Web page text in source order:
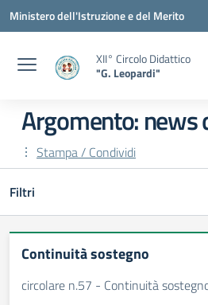
Vai ai contenuti
Vai al menu di navigazione
Vai al footer
Ministero dell'Istruzione e del Merito
XII° Circolo Didattico
"G. Leopardi"
Argomento: news
Stampa / Condividi
Filtri
Continuità sostegno
circolare n.57 - Continuità